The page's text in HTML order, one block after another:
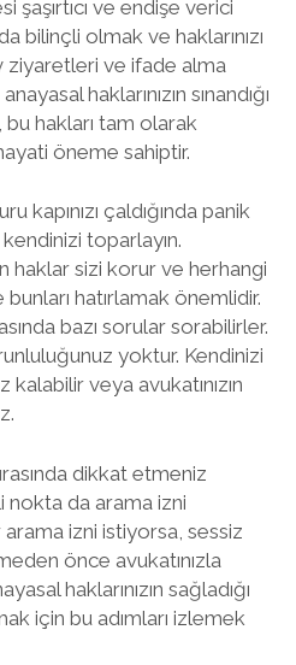
şaşırtıcı ve endişe verici
bilinçli olmak ve haklarınızı
ziyaretleri ve ifade alma
haklarınızın sınandığı
bu hakları tam olarak
öneme sahiptir.
kapınızı çaldığında panik
toparlayın.
haklar sizi korur ve herhangi
hatırlamak önemlidir.
bazı sorular sorabilirler.
yoktur. Kendinizi
veya avukatınızın
dikkat etmeniz
da arama izni
izni istiyorsa, sessiz
önce avukatınızla
haklarınızın sağladığı
için bu adımları izlemek